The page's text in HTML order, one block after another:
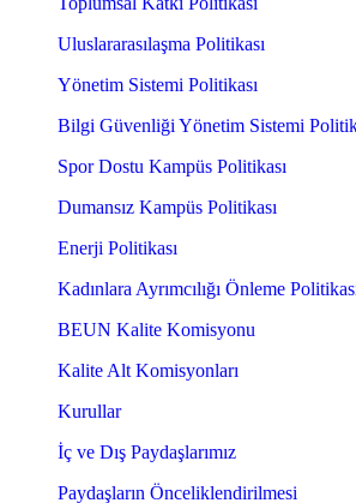
Uluslararasılaşma Politikası
Yönetim Sistemi Politikası
Bilgi Güvenliği Yönetim Sistemi
Spor Dostu Kampüs Politikası
Dumansız Kampüs Politikası
Enerji Politikası
Kadınlara Ayrımcılığı Önleme
BEUN Kalite Komisyonu
Kalite Alt Komisyonları
Kurullar
İç ve Dış Paydaşlarımız
Paydaşların Önceliklendirilmesi